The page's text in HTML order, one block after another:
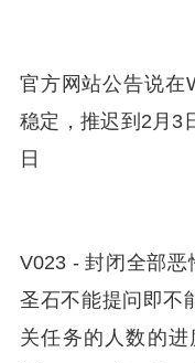
官方网站公告说在
稳定，推迟到2月3
日
V023 - 封闭全部
圣石不能提问即不
关任务的人数的